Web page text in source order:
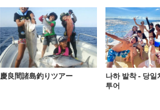
慶良間諸島釣りツアー
나하 발착 - 당
투어